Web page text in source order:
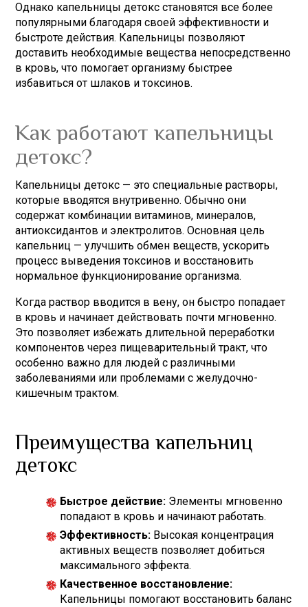
Однако капельницы детокс становятся все более
популярными благодаря своей эффективности и
быстроте действия. Капельницы позволяют
доставить необходимые вещества непосредственно
в кровь, что помогает организму быстрее
избавиться от шлаков и токсинов.
Как работают капельницы
детокс?
Капельницы детокс — это специальные растворы,
которые вводятся внутривенно. Обычно они
содержат комбинации витаминов, минералов,
антиоксидантов и электролитов. Основная цель
капельниц — улучшить обмен веществ, ускорить
процесс выведения токсинов и восстановить
нормальное функционирование организма.
Когда раствор вводится в вену, он быстро попадает
в кровь и начинает действовать почти мгновенно.
Это позволяет избежать длительной переработки
компонентов через пищеварительный тракт, что
особенно важно для людей с различными
заболеваниями или проблемами с желудочно-
кишечным трактом.
Преимущества капельниц
детокс
Быстрое действие: Элементы мгновенно
попадают в кровь и начинают работать.
Эффективность: Высокая концентрация
активных веществ позволяет добиться
максимального эффекта.
Качественное восстановление:
Капельницы помогают восстановить баланс